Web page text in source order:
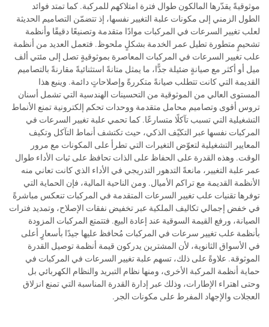
موثوقيةً يقدّرها المالكون طوال فترة امتلاكهم للمركبة. كما تمتد فوائد
الطول الزمني إلى مكونات علبة التغيير نفسها، إذ تتضمّن التصاميم الحديثة
لعلب تغيير السرعات في المركبات موادًا متقدمة وتصنيعًا دقيقًا وأنظمة
تشحيمٍ متطورة تطيل عمر الخدمة بشكلٍ ملحوظ. فتعمل العديد من أنظمة
علب تغيير السرعات في المركبات المعاصرة بموثوقيةٍ تصل إلى مئتي ألف
ميل أو أكثر مع صيانةٍ ضئيلة جدًّا، ما يمثل متانةً استثنائيةً مقارنةً بالتصاميم
القديمة التي كانت تتطلب صيانةً متكررةً وإصلاحاتٍ دائمة. وينبع هذا
المستوى العالي من الموثوقية من التحسينات الهندسية التي تشمل أسنان
تروس أقوى وتصاميم محامل متقدمة ووحدات تحكم إلكترونية تمنع الأنماط
التشغيلية التي تسبب تآكلًا متسارعًا. كما تحمي علبة تغيير السرعات في
المركبات نفسها عبر التكيّف الذكي، حيث تكتشف أنماط التآكل وتكيف
المعايير التشغيلية لتعوّض التغيرات التي تطرأ على المكونات مع مرور
الوقت. وهذه القدرة على الحفاظ على الذات تحافظ على ثبات الأداء طوال
عمر علبة التغيير، مانعةً التدهور التدريجي في الأداء الذي كانت تعاني منه
الأنظمة القديمة مع تراكم الأميال. ومن الناحية المالية، فإن الحماية التي
توفرها تقنيات علب تغيير السرعات المتقدمة في المركبات تنعكس مباشرةً
في خفض إجمالي تكاليف الملكية عبر تخفيض نفقات الإصلاح، وتمديد فترات
الصيانة، ورفع القيمة السوقية عند إعادة البيع. فتتمتع المركبات المزودة
بأنظمة علب تغيير سرعات في المركبات مُحافظ عليها جيدًا بأسعارٍ أعلى
في الأسواق الثانوية، لأن المشترين يدركون قيمة أنظمة توصيل القدرة
الموثوقة. علاوةً على ذلك، تسهم علبة تغيير السرعات في المركبات في
حماية أنظمة المركبة الأخرى، ومنها نظام التبريد والنظام الكهربائي بل
وحتى اهتراء الإطارات، وذلك عبر إدارة القدرة المناسبة التي تمنع انزلاق
العجلات والإجهاد المفرط على مكونات الجر.